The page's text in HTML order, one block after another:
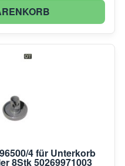
4 für Unterkorb
8Stk 50269971003